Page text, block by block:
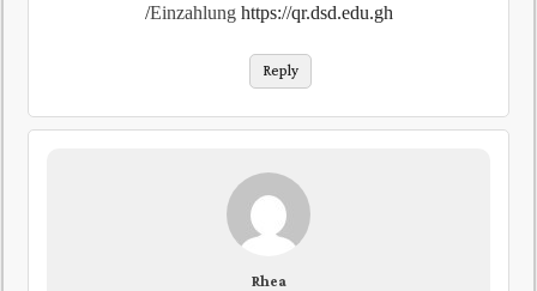
Einzahlung https://qr.dsd.edu.gh/
Reply
Rhea